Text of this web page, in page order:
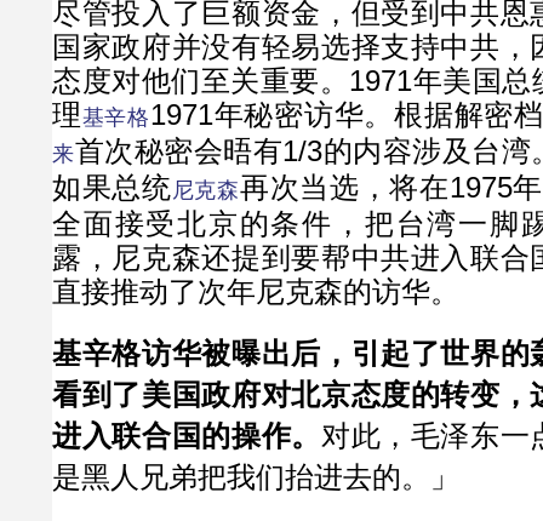
尽管投入了巨额资金，但受到中共恩
国家政府并没有轻易选择支持中共，
态度对他们至关重要。1971年美国
理基辛格1971年秘密访华。根据解密
来首次秘密会晤有1/3的内容涉及台湾
如果总统尼克森再次当选，将在1975
全面接受北京的条件，把台湾一脚
露，尼克森还提到要帮中共进入联合
直接推动了次年尼克森的访华。
基辛格访华被曝出后，引起了世界的
看到了美国政府对北京态度的转变，
进入联合国的操作。 对此，毛泽东一
是黑人兄弟把我们抬进去的。」